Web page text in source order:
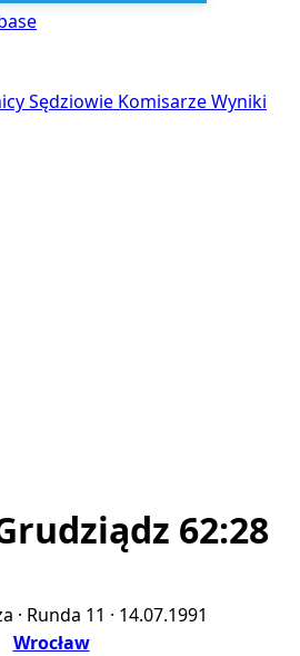
Sędziowie KomisarzeWyniki
62:28
· Runda 11 · 14.07.1991
Wrocław